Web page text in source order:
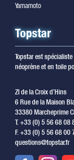
Yamamoto
Topstar
Topstar est
néoprène et en toile
ZI de la Croix d’Hins
6 Rue de la Maison
33380 Marcheprime
T. +33 (0) 5 56 68 08
F. +33 (0) 5 56 68 00
questions@topstar.fr